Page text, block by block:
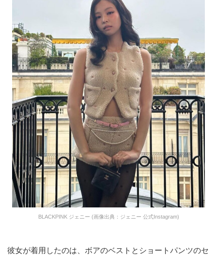
BLACKPINK ジェニー (画像出典：ジェニー 公式Instagram)
彼女が着用したのは、ボアのベストとショートパンツのセ